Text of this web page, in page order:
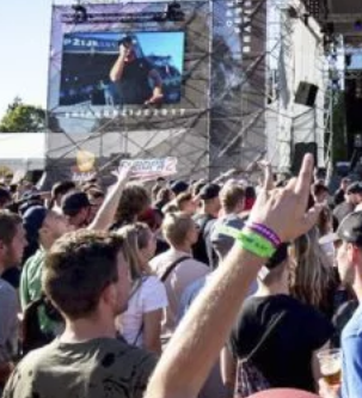
Kaviarne
Víno
a tradície
a agroturistika
obchod a doprava
kraj
Výlet
Turistika
Cyklistika
Hrady
Výstava
Galéria
Folklór